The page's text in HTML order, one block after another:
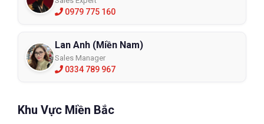
0979 775 160
Lan Anh (Miền Nam)
Sales Manager
0334 789 967
Khu Vực Miền Bắc